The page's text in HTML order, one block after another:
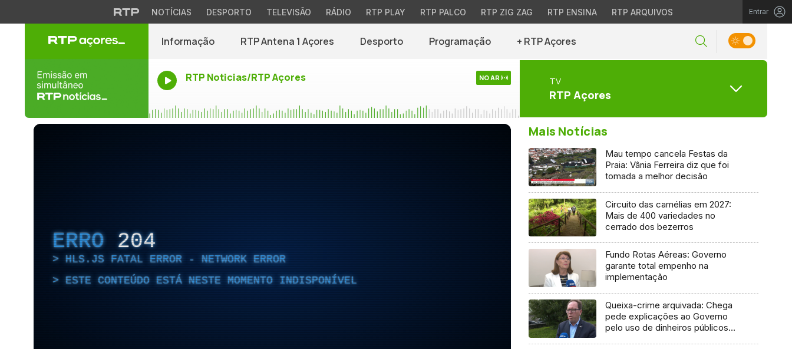
NOTÍCIAS DESPORTO TELEVISÃO RÁDIO RTP PLAY RTP PALCO RTP ZIG ZAG RTP ENSINA RTP ARQUIVOS Entrar
Informação RTP Antena 1 Açores Desporto Programação + RTP Açores
RTP Noticias/RTP Açores NO AR TV
RTP Açores
ERRO 204
HLS.JS FATAL ERROR - NETWORK ERROR
ESTE CONTEÚDO ESTÁ NESTE MOMENTO INDISPONÍVEL
Mais Notícias
Mau tempo cancela Festas da
Praia: Vânia Ferreira diz que foi
tomada a melhor decisão
Circuito das camélias em 2027:
Mais de 400 variedades no
cerrado dos bezerros
Fundo Rotas Aéreas: Governo
garante total empenho na
implementação
Queixa-crime arquivada: Chega
pede explicações ao Governo
pelo uso de dinheiros públicos